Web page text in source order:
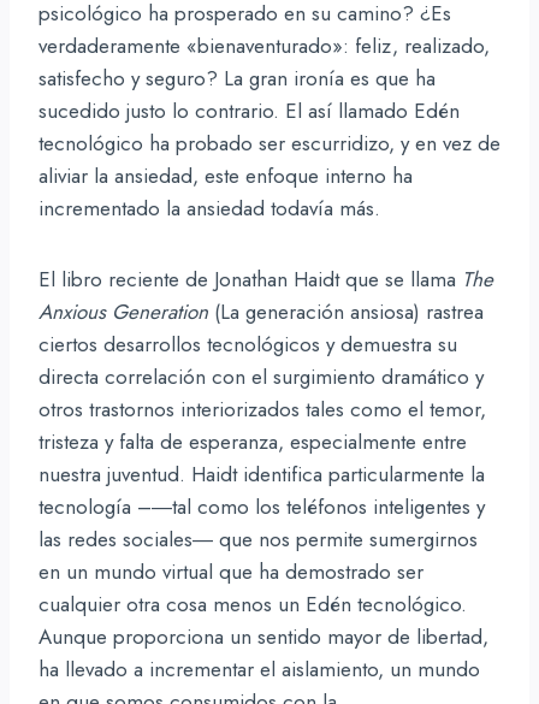
psicológico ha prosperado en su camino? ¿Es
verdaderamente «bienaventurado»: feliz, realizado,
satisfecho y seguro? La gran ironía es que ha
sucedido justo lo contrario. El así llamado Edén
tecnológico ha probado ser escurridizo, y en vez de
aliviar la ansiedad, este enfoque interno ha
incrementado la ansiedad todavía más.
El libro reciente de Jonathan Haidt que se llama The
Anxious Generation (La generación ansiosa) rastrea
ciertos desarrollos tecnológicos y demuestra su
directa correlación con el surgimiento dramático y
otros trastornos interiorizados tales como el temor,
tristeza y falta de esperanza, especialmente entre
nuestra juventud. Haidt identifica particularmente la
tecnología –―tal como los teléfonos inteligentes y
las redes sociales― que nos permite sumergirnos
en un mundo virtual que ha demostrado ser
cualquier otra cosa menos un Edén tecnológico.
Aunque proporciona un sentido mayor de libertad,
ha llevado a incrementar el aislamiento, un mundo